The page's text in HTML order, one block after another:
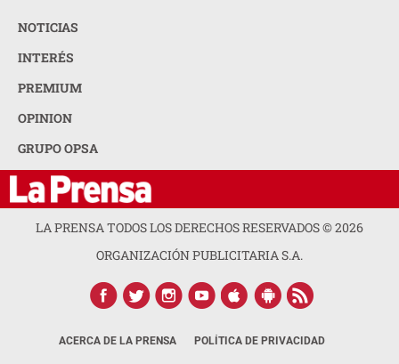
NOTICIAS
INTERÉS
PREMIUM
OPINION
GRUPO OPSA
LA PRENSA TODOS LOS DERECHOS RESERVADOS ©2026
ORGANIZACIÓN PUBLICITARIA S.A.
ACERCA DE LA PRENSA POLÍTICA DE PRIVACIDAD